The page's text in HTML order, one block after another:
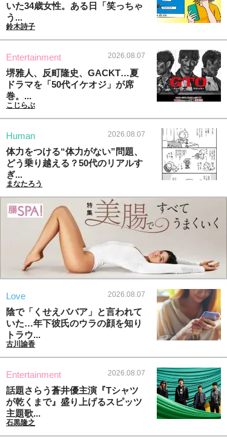
いた34歳女性。ある日「笑っちゃ
う...
鈴木詩子
Entertainment 2026.08.07
堺雅人、反町隆史、GACKT…夏
ドラマを「50代イケオジ」が席
巻。...
こじらぶ
Human 2026.08.07
体力をつける“体力がない”問題、
どう乗り越える？50代のリアルす
ぎ...
まなたろう
Love 2026.08.07
陰で「くせえババア」と言われて
いた…年下彼氏のウラの顔を知り
トラウ...
古川諭香
Entertainment 2026.08.07
話題さらう蒼井優主演『Tシャツ
が乾くまで』盛り上げるスピッツ
主題歌...
石黒隆之